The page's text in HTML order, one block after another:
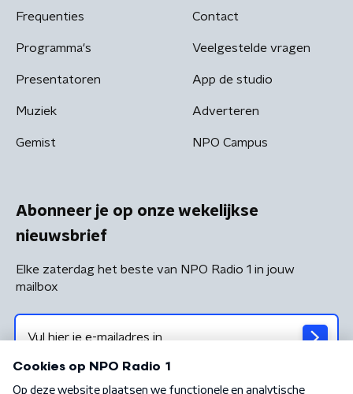
Frequenties
Programma's
Presentatoren
Muziek
Gemist
Contact
Veelgestelde vragen
App de studio
Adverteren
NPO Campus
Abonneer je op onze wekelijkse
nieuwsbrief
Elke zaterdag het beste van NPO Radio 1 in jouw
mailbox